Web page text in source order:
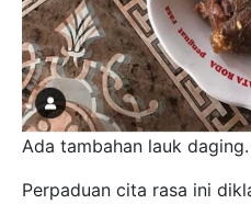
Ada tambahan lauk
Perpaduan cita rasa ini